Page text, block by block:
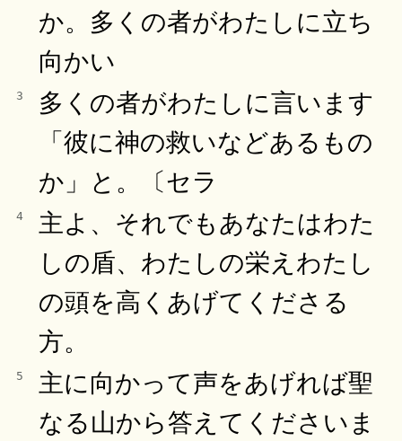
か。多くの者がわたしに立ち
向かい
3
多くの者がわたしに言います
「彼に神の救いなどあるもの
か」と。〔セラ
4
主よ、それでもあなたはわた
しの盾、わたしの栄えわたし
の頭を高くあげてくださる
方。
5
主に向かって声をあげれば聖
なる山から答えてくださいま